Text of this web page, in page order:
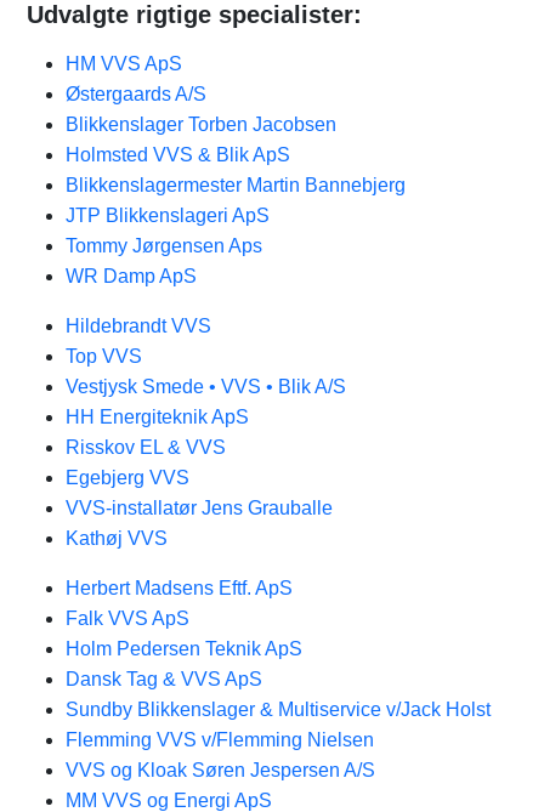
Udvalgte rigtige specialister:
HM VVS ApS
Østergaards A/S
Blikkenslager Torben Jacobsen
Holmsted VVS & Blik ApS
Blikkenslagermester Martin Bannebjerg
JTP Blikkenslageri ApS
Tommy Jørgensen Aps
WR Damp ApS
Hildebrandt VVS
Top VVS
Vestjysk Smede • VVS • Blik A/S
HH Energiteknik ApS
Risskov EL & VVS
Egebjerg VVS
VVS-installatør Jens Grauballe
Kathøj VVS
Herbert Madsens Eftf. ApS
Falk VVS ApS
Holm Pedersen Teknik ApS
Dansk Tag & VVS ApS
Sundby Blikkenslager & Multiservice v/Jack Holst
Flemming VVS v/Flemming Nielsen
VVS og Kloak Søren Jespersen A/S
MM VVS og Energi ApS